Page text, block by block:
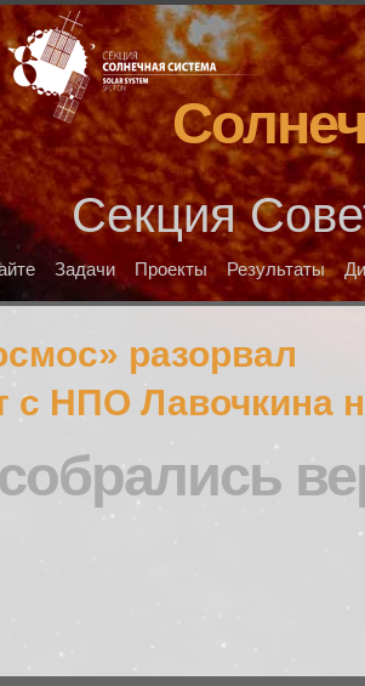
Секция
Задачи Проекты Результаты
разорвал
с НПО Лавочкина